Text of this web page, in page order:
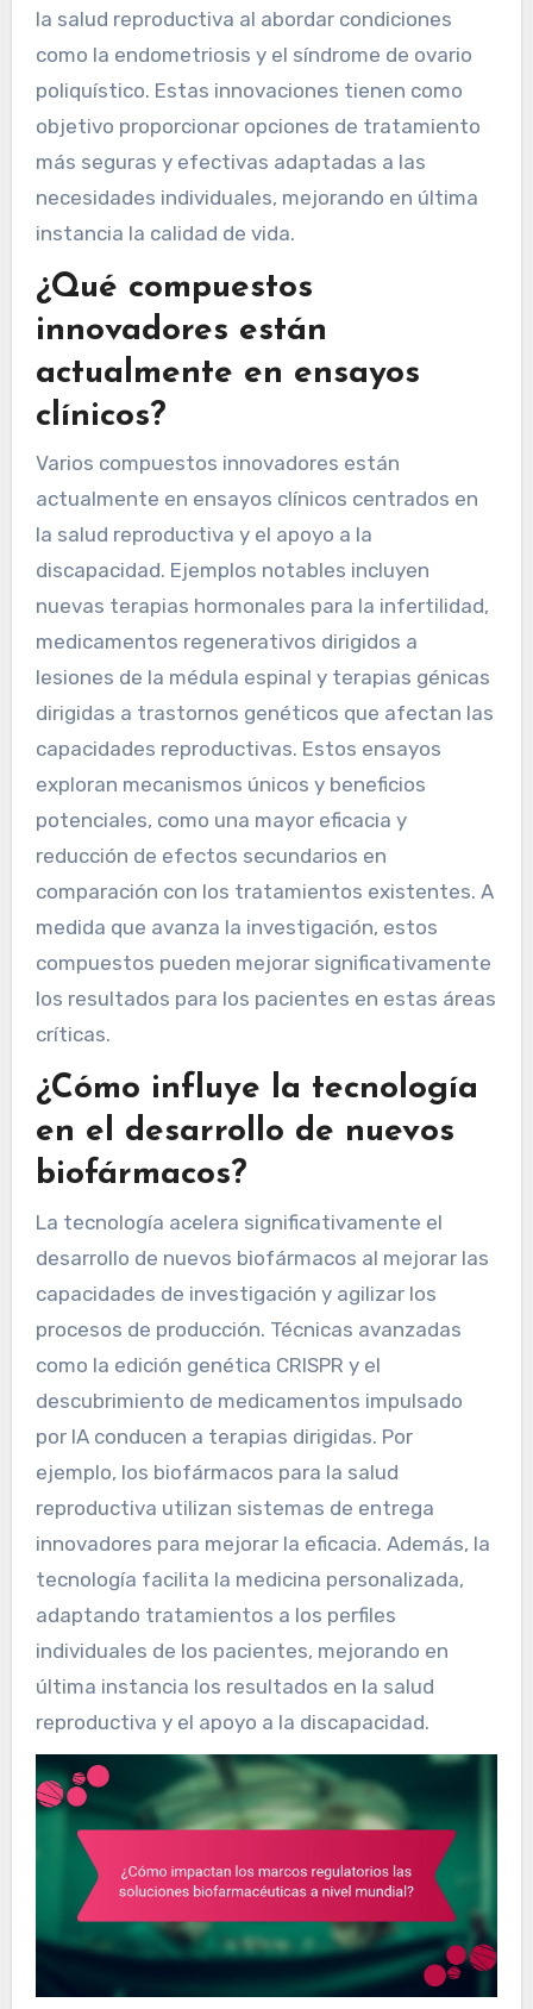
la salud reproductiva al abordar condiciones
como la endometriosis y el síndrome de ovario
poliquístico. Estas innovaciones tienen como
objetivo proporcionar opciones de tratamiento
más seguras y efectivas adaptadas a las
necesidades individuales, mejorando en última
instancia la calidad de vida.
¿Qué compuestos
innovadores están
actualmente en ensayos
clínicos?
Varios compuestos innovadores están
actualmente en ensayos clínicos centrados en
la salud reproductiva y el apoyo a la
discapacidad. Ejemplos notables incluyen
nuevas terapias hormonales para la infertilidad,
medicamentos regenerativos dirigidos a
lesiones de la médula espinal y terapias génicas
dirigidas a trastornos genéticos que afectan las
capacidades reproductivas. Estos ensayos
exploran mecanismos únicos y beneficios
potenciales, como una mayor eficacia y
reducción de efectos secundarios en
comparación con los tratamientos existentes. A
medida que avanza la investigación, estos
compuestos pueden mejorar significativamente
los resultados para los pacientes en estas áreas
críticas.
¿Cómo influye la tecnología
en el desarrollo de nuevos
biofármacos?
La tecnología acelera significativamente el
desarrollo de nuevos biofármacos al mejorar las
capacidades de investigación y agilizar los
procesos de producción. Técnicas avanzadas
como la edición genética CRISPR y el
descubrimiento de medicamentos impulsado
por IA conducen a terapias dirigidas. Por
ejemplo, los biofármacos para la salud
reproductiva utilizan sistemas de entrega
innovadores para mejorar la eficacia. Además, la
tecnología facilita la medicina personalizada,
adaptando tratamientos a los perfiles
individuales de los pacientes, mejorando en
última instancia los resultados en la salud
reproductiva y el apoyo a la discapacidad.